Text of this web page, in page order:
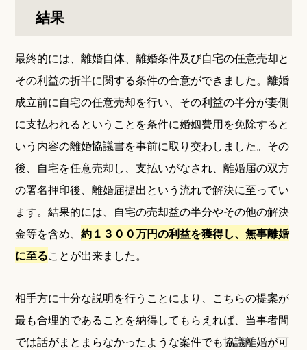
結果
最終的には、離婚自体、離婚条件及び自宅の任意売却と
その利益の折半に関する条件の合意ができました。離婚
成立前に自宅の任意売却を行い、その利益の半分が妻側
に支払われるということを条件に婚姻費用を免除すると
いう内容の離婚協議書を事前に取り交わしました。その
後、自宅を任意売却し、支払いがなされ、離婚届の双方
の署名押印後、離婚届提出という流れで解決に至ってい
ます。結果的には、自宅の売却益の半分やその他の解決
金等を含め、約１３００万円の利益を獲得し、無事離婚
に至ることが出来ました。
相手方に十分な説明を行うことにより、こちらの提案が
最も合理的であることを納得してもらえれば、当事者間
では話がまとまらなかったような案件でも協議離婚が可